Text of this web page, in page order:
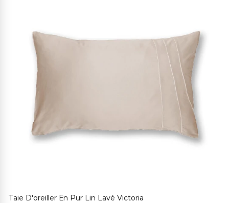
Taie D'oreiller En Pur Lin Lavé Victoria